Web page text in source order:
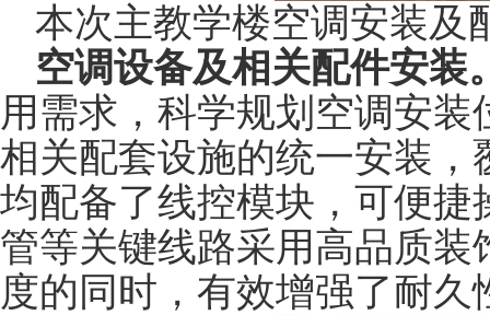
本次主教学楼空调安装及
空调设备及相关配件安装
用需求，科学规划空调安装
相关配套设施的统一安装，
均配备了线控模块，可便
管等关键线路采用高品质
度的同时，有效增强了耐久